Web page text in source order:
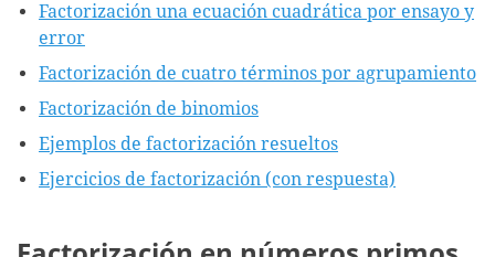
Factorización una ecuación cuadrática por ensayo y
error
Factorización de cuatro términos por agrupamiento
Factorización de binomios
Ejemplos de factorización resueltos
Ejercicios de factorización (con respuesta)